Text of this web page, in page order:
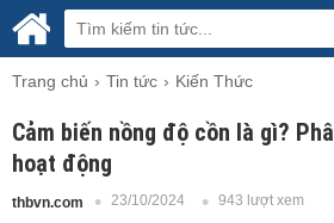
Trang chủ Tin tức Kiến Thức
Cảm biến nồng độ cồn là gì?
hoạt động
thbvn.com 23/10/2024 943 lượt xem